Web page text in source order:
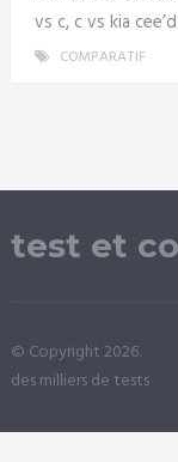
vs c, c vs kia
COMPARATIF
test et
© Copyright 2026.
des milliers de tests